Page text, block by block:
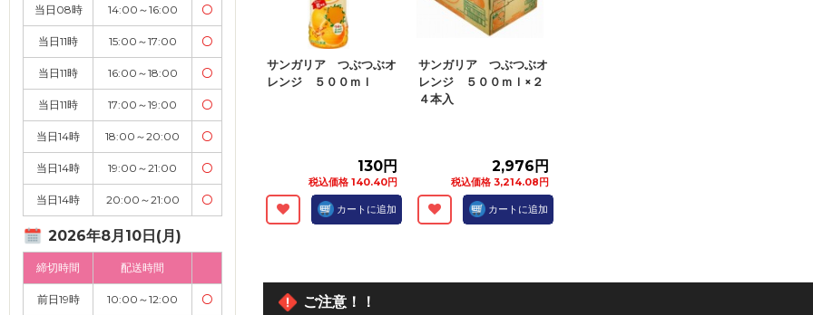
当日08時 14:00～16:00 〇
当日11時 15:00～17:00 〇
当日11時 16:00～18:00 〇
当日11時 17:00～19:00 〇
当日14時 18:00～20:00 〇
当日14時 19:00～21:00 〇
当日14時 20:00～21:00 〇
2026年8月10日(月)
締切時間 配送時間
前日19時 10:00～12:00 〇
サンガリア つぶつぶオ
レンジ ５００ｍｌ
130円
税込価格 140.40円
カートに追加
サンガリア つぶつぶオ
レンジ ５００ｍｌ×２
４本入
2,976円
税込価格 3,214.08円
カートに追加
ご注意！！